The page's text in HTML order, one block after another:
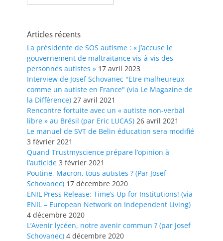
Articles récents
La présidente de SOS autisme : « J’accuse le
gouvernement de maltraitance vis-à-vis des
personnes autistes » 17 avril 2023
Interview de Josef Schovanec "Etre malheureux
comme un autiste en France" (via Le Magazine de
la Différence) 27 avril 2021
Rencontre fortuite avec un « autiste non-verbal
libre » au Brésil (par Eric LUCAS) 26 avril 2021
Le manuel de SVT de Belin éducation sera modifié
3 février 2021
Quand Trustmyscience prépare l’opinion à
l’auticide 3 février 2021
Poutine, Macron, tous autistes ? (Par Josef
Schovanec) 17 décembre 2020
ENIL Press Release: Time’s Up for Institutions! (via
ENIL – European Network on Independent Living)
4 décembre 2020
L’Avenir lycéen, notre avenir commun ? (par Josef
Schovanec) 4 décembre 2020